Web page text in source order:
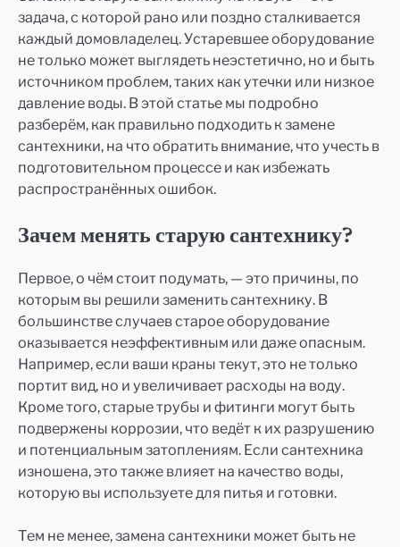
задача, с которой рано или поздно сталкивается
каждый домовладелец. Устаревшее оборудование
не только может выглядеть неэстетично, но и быть
источником проблем, таких как утечки или низкое
давление воды. В этой статье мы подробно
разберём, как правильно подходить к замене
сантехники, на что обратить внимание, что учесть в
подготовительном процессе и как избежать
распространённых ошибок.
Зачем менять старую сантехнику?
Первое, о чём стоит подумать, — это причины, по
которым вы решили заменить сантехнику. В
большинстве случаев старое оборудование
оказывается неэффективным или даже опасным.
Например, если ваши краны текут, это не только
портит вид, но и увеличивает расходы на воду.
Кроме того, старые трубы и фитинги могут быть
подвержены коррозии, что ведёт к их разрушению
и потенциальным затоплениям. Если сантехника
изношена, это также влияет на качество воды,
которую вы используете для питья и готовки.
Тем не менее, замена сантехники может быть не